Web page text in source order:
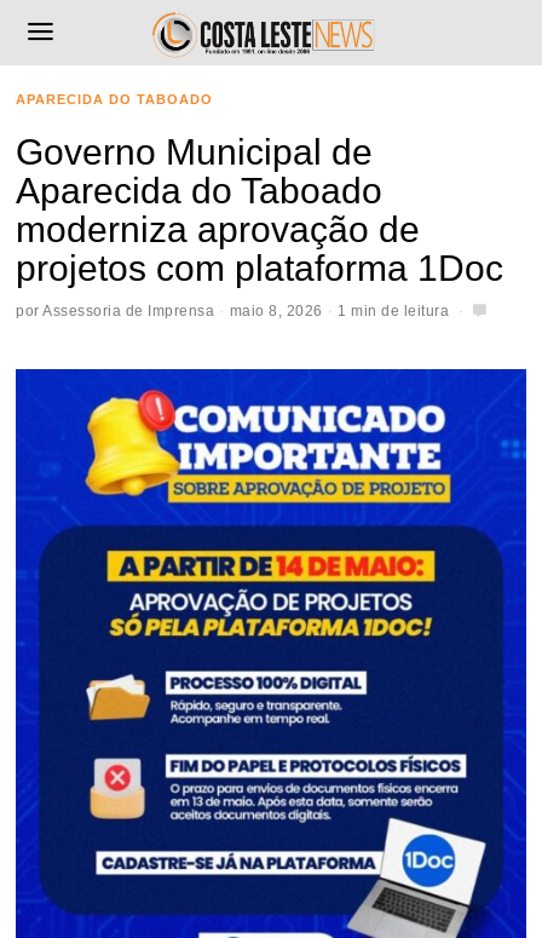
APARECIDA DO TABOADO
Governo Municipal de
Aparecida do Taboado
moderniza aprovação de
projetos com plataforma 1Doc
porAssessoria de Imprensa maio 8, 2026 1 min de leitura